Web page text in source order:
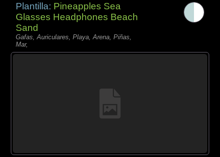
Plantilla: Pineapples Sea
Glasses Headphones Beach
Sand
Gafas, Auriculares, Playa, Arena, Piñas,
Mar,